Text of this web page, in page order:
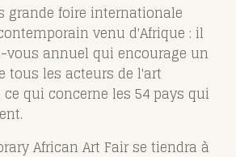
grande foire internationale
venu d'Afrique : il
vous annuel qui encourage un
tous les acteurs de l'art
qui concerne les 54 pays qui
African Art Fair se tiendra à